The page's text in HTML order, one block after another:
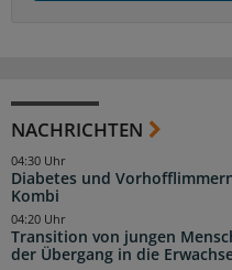
NACHRICHTEN
Diabetes und
Kombi
04:30 Uhr
Transition von jungen
der Übergang in die
04:20 Uhr